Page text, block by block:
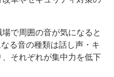
で周囲の音が気になると
る音の種類は話し声・キ
それぞれが集中力を低下